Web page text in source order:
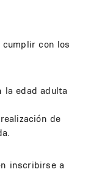
cumplir con los
la edad adulta
de
inscribirse a